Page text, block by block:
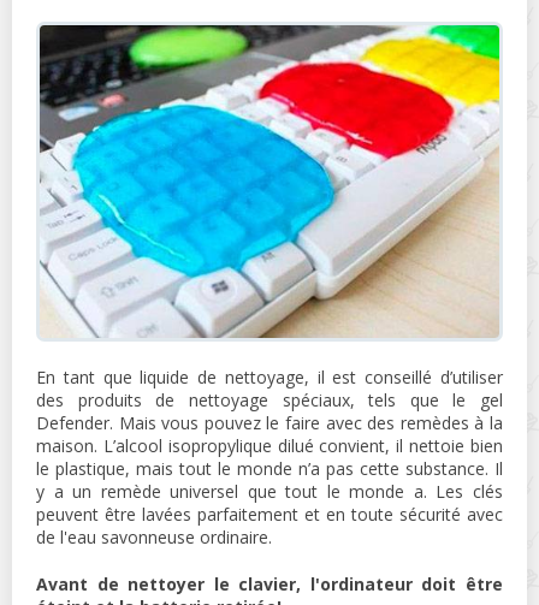
En tant que liquide de nettoyage, il est conseillé d’utiliser
des produits de nettoyage spéciaux, tels que le gel
Defender. Mais vous pouvez le faire avec des remèdes à la
maison. L’alcool isopropylique dilué convient, il nettoie bien
le plastique, mais tout le monde n’a pas cette substance. Il
y a un remède universel que tout le monde a. Les clés
peuvent être lavées parfaitement et en toute sécurité avec
de l'eau savonneuse ordinaire.
Avant de nettoyer le clavier, l'ordinateur doit être